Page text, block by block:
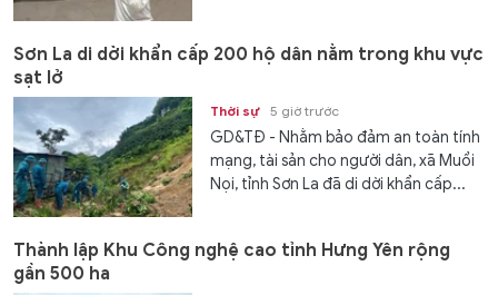
Sơn La di dời khẩn cấp 200 hộ dân nằm trong khu vực
sạt lở
Thời sự 5 giờ trước
GD&TĐ - Nhằm bảo đảm an toàn tính
mạng, tài sản cho người dân, xã Muổi
Nọi, tỉnh Sơn La đã di dời khẩn cấp...
Thành lập Khu Công nghệ cao tỉnh Hưng Yên rộng
gần 500 ha